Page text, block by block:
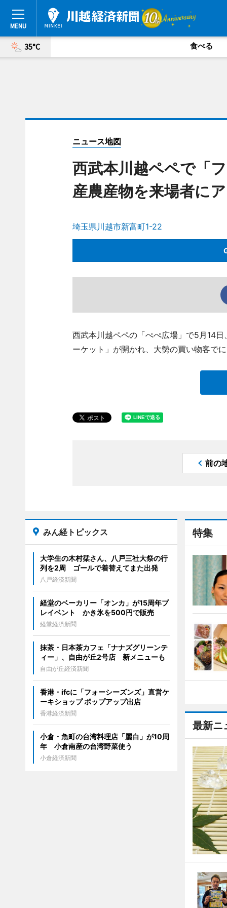
35°C 食べる
ニュース地図
西武本川越ペペで「
産農産物を来場者に
埼玉県川越市新富町1-22
西武本川越ペペの「ぺぺ広場」で5月14
ーケット」が開かれ、大勢の買い物客で
前の
特集
最新ニ
みん経トピックス
大学生の木村栞さん、八戸三社大祭の行
列を2周 ゴールで着替えてまた出発
八戸経済新聞
経堂のベーカリー「オンカ」が15周年プ
レイベント かき氷を500円で販売
経堂経済新聞
抹茶・日本茶カフェ「ナナズグリーンテ
ィー」、自由が丘2号店 新メニューも
自由が丘経済新聞
香港・ifcに「フォーシーズンズ」直営ケ
ーキショップ ポップアップ出店
香港経済新聞
小倉・魚町の台湾料理店「麗白」が10周
年 小倉南産の台湾野菜使う
小倉経済新聞